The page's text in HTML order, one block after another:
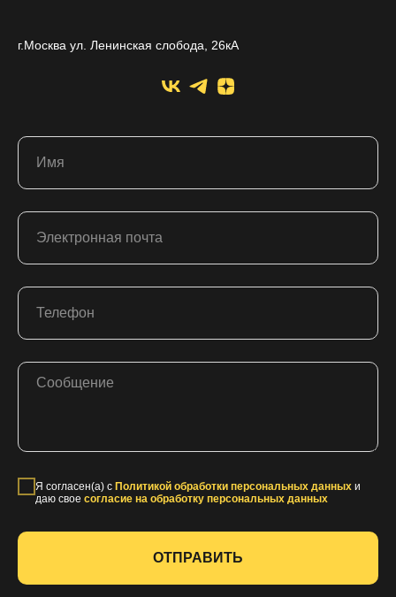
г.Москва ул. Ленинская слобода, 26кА
Я согласен(а) с Политикой обработки персональных данных и
даю свое согласие на обработку персональных данных
ОТПРАВИТЬ